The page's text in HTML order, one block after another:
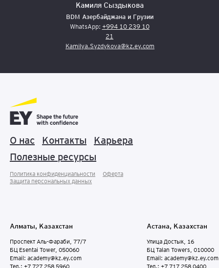
Камиля Сыздыкова
BDM Азербайджана и Грузии
WhatsApp: +994 10 239 10
21
Kamilya.Syzdykova@kz.ey.com
О нас Контакты
Карьера
Полезные ресурсы
Политика конфиденциальности
Оферта
Защита персональных данныx
Алматы, Казахстан
Проспект Аль-Фараби, 77/7
БЦ Esentai Tower, 050060
Email: academy@kz.ey.com
Тел.: +7 727 258 5960
Астана, Казахстан
Улица Достык, 16
БЦ Talan Towers, 010000
Email: academy@kz.ey.com
Тел.: +7 717 258 0400